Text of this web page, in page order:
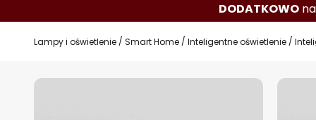
DODATKOWO
Lampy i oświetlenie Smart Home Inteligentne oświetlenie
Przejdź